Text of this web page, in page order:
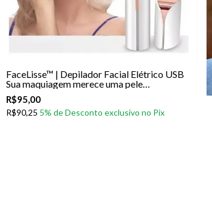
FaceLisse™ | Depilador Facial Elétrico USB
Sua maquiagem merece uma pele
perfeitamente lisa antes mesmo da primeira
camada.
R$95,00
R$90,25